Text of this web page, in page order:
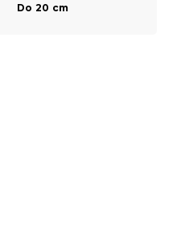
Do 20 cm